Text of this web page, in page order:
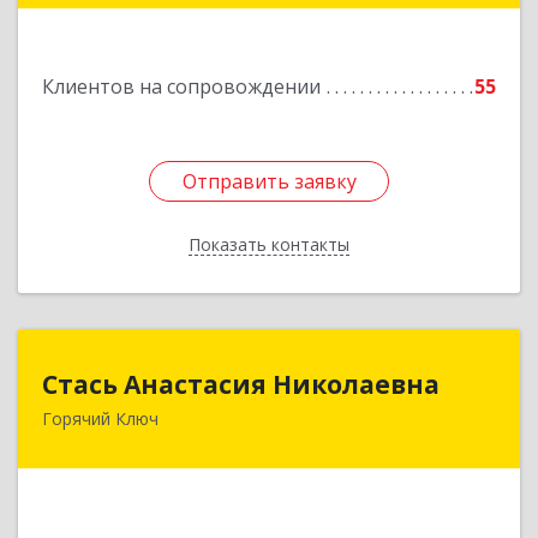
Клиентов на сопровождении 55
Отправить заявку
Показать контакты
Отправить заявку
Назад
Стась Анастасия Николаевна
Горячий Ключ
353290, г. Горячий Ключ, ул. Ленина, д. 242,